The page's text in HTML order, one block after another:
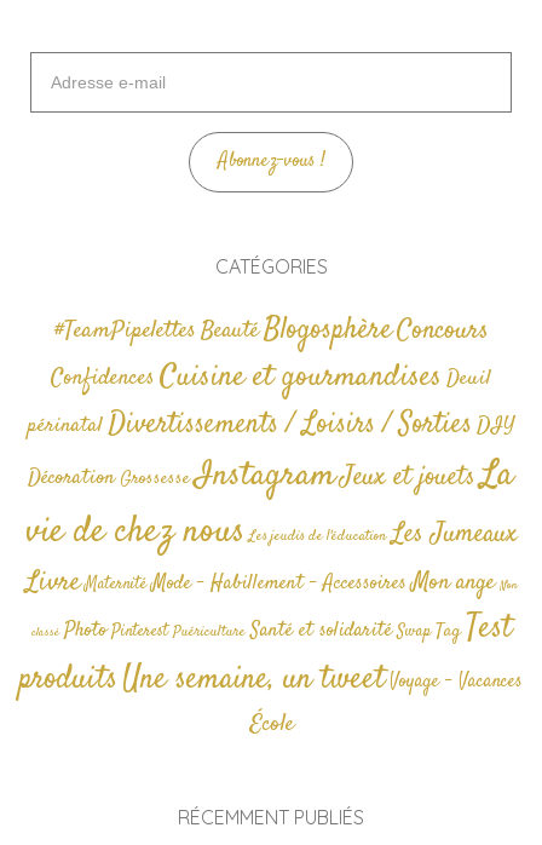
mail
Abonnez-vous !
CATÉGORIES
#TeamPipelettesBeautéBlogosphèreConcours
Confidences Cuisine et gourmandises Deuil
périnatalDivertissements / Loisirs / SortiesDIY
Décoration GrossesseInstagramJeux et jouetsLa
vie de chez nous Les jeudis de l'éducation Les Jumeaux
Livre Maternité Mode - Habillement - AccessoiresMon ange Non
classé Photo Pinterest Puériculture Santé et solidarité Swap TagTest
produitsUne semaine, un tweetVoyage - Vacances
École
RÉCEMMENT PUBLIÉS